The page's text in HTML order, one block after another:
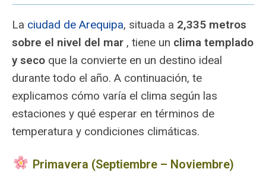
La ciudad de Arequipa, situada a 2,335 metros
sobre el nivel del mar , tiene un clima templado
y seco que la convierte en un destino ideal
durante todo el año. A continuación, te
explicamos cómo varía el clima según las
estaciones y qué esperar en términos de
temperatura y condiciones climáticas.
Primavera (Septiembre – Noviembre)